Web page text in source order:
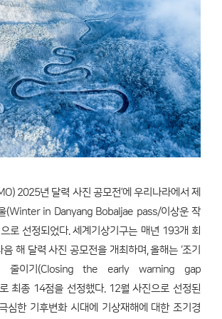
2025년 달력 사진 공모전’에 우리나라에서 제
(Winter in Danyang Bobaljae pass/이상운 작
로 선정되었다. 세계기상기구는 매년 193개 회
해 달력 사진 공모전을 개최하며, 올해는 ‘조기
줄이기(Closing the early warning gap
최종 14점을 선정했다. 12월 사진으로 선정된
극심한 기후변화 시대에 기상재해에 대한 조기경